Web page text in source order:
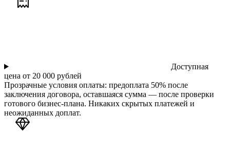
Доступная
цена от 20 000 рублей
Прозрачные условия оплаты: предоплата 50% после
заключения договора, оставшаяся сумма — после проверки
готового бизнес-плана. Никаких скрытых платежей и
неожиданных доплат.